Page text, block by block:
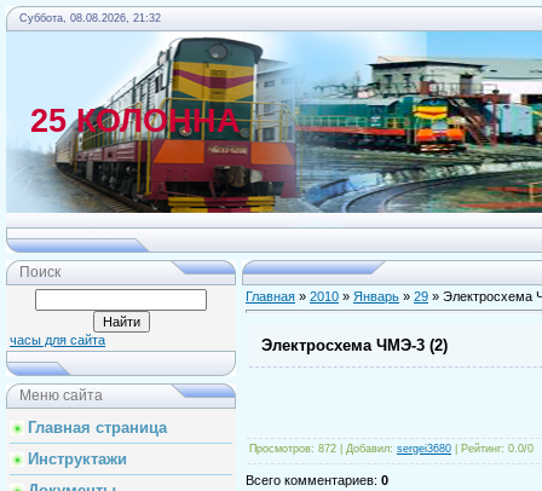
Суббота, 08.08.2026, 21:32
25 КОЛОННА
Поиск
часы для сайта
Меню сайта
Главная страница
Инструктажи
Главная » 2010 » Январь » 29 » Электросхема
Электросхема ЧМЭ-3 (2)
Просмотров: 872 | Добавил: sergei3680 Рейтинг: 0.0/0
Всего комментариев: 0